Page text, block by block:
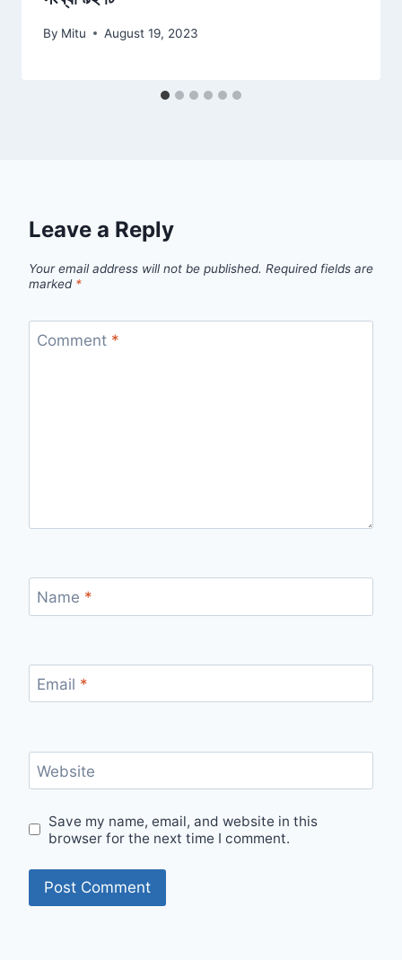
By Mitu August 19, 2023
Leave a Reply
Your email address will not be published. Required fields are
marked *
Comment *
Name *
Email *
Website
Save my name, email, and website in this
browser for the next time I comment.